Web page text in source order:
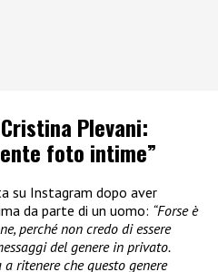
Plevani:
foto intime”
su Instagram dopo aver
da parte di un uomo: “Forse è
perché non credo di essere
del genere in privato.
a ritenere che questo genere